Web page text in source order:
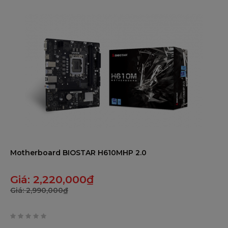
Motherboard BIOSTAR H610MHP 2.0
Giá: 2,220,000₫
Giá:2,990,000₫